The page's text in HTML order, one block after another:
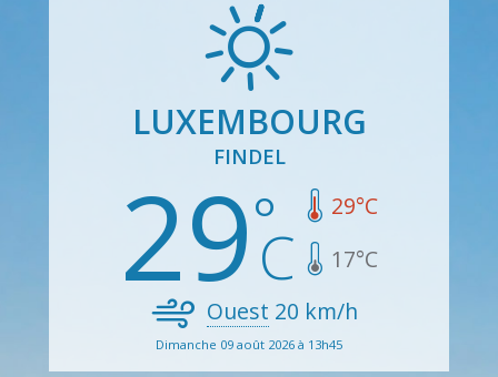
LUXEMBOURG
FINDEL
29 29°C
17°C
Ouest 20 km/h
Dimanche 09 août 2026 à 13h45